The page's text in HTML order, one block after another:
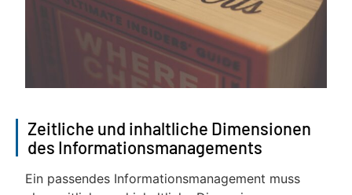
Zeitliche und inhaltliche Dimensionen
des Informationsmanagements
Ein passendes Informationsmanagement muss